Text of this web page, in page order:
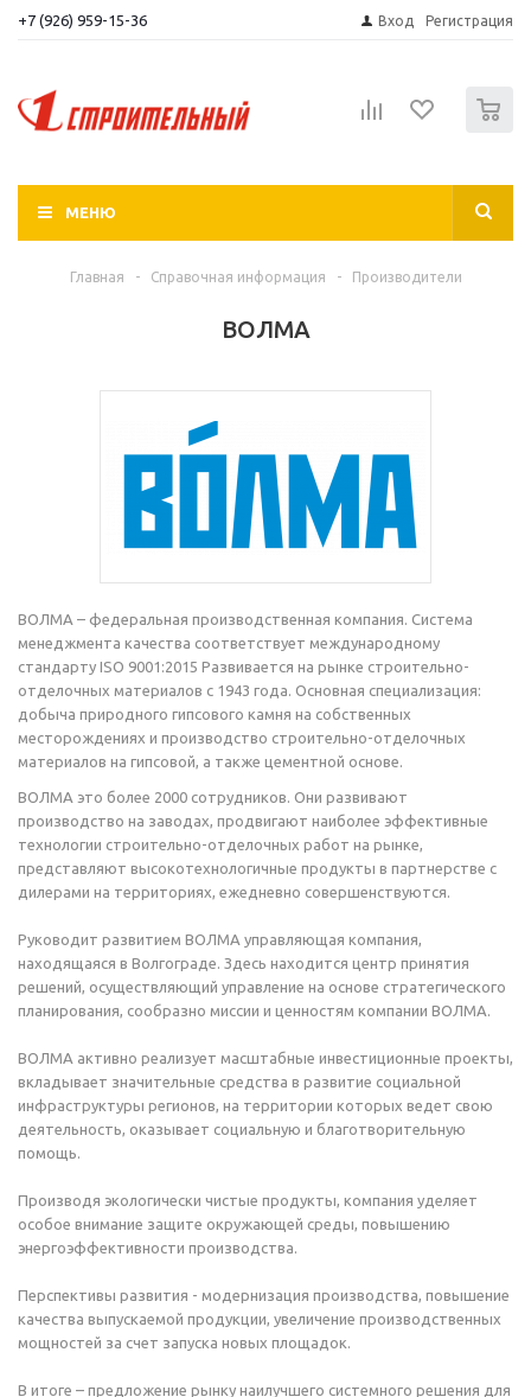
+7 (926) 959-15-36 Вход Регистрация
МЕНЮ
Главная - Справочная информация - Производители
ВОЛМА
ВОЛМА – федеральная производственная компания. Система
менеджмента качества соответствует международному
стандарту ISO 9001:2015 Развивается на рынке строительно-
отделочных материалов с 1943 года. Основная специализация:
добыча природного гипсового камня на собственных
месторождениях и производство строительно-отделочных
материалов на гипсовой, а также цементной основе.
ВОЛМА это более 2000 сотрудников. Они развивают
производство на заводах, продвигают наиболее эффективные
технологии строительно-отделочных работ на рынке,
представляют высокотехнологичные продукты в партнерстве с
дилерами на территориях, ежедневно совершенствуются.
Руководит развитием ВОЛМА управляющая компания,
находящаяся в Волгограде. Здесь находится центр принятия
решений, осуществляющий управление на основе стратегического
планирования, сообразно миссии и ценностям компании ВОЛМА.
ВОЛМА активно реализует масштабные инвестиционные проекты,
вкладывает значительные средства в развитие социальной
инфраструктуры регионов, на территории которых ведет свою
деятельность, оказывает социальную и благотворительную
помощь.
Производя экологически чистые продукты, компания уделяет
особое внимание защите окружающей среды, повышению
энергоэффективности производства.
Перспективы развития - модернизация производства, повышение
качества выпускаемой продукции, увеличение производственных
мощностей за счет запуска новых площадок.
В итоге – предложение рынку наилучшего системного решения для